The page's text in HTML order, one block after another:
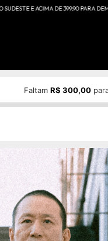
DE 399,90 PARA DEMAIS REGIÕES
Faltam R$ 300,00